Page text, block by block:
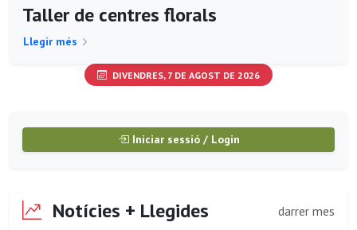
Taller de centres florals
Llegir més
DIVENDRES, 7 DE AGOST DE 2026
Iniciar sessió / Login
Notícies + Llegides darrer mes